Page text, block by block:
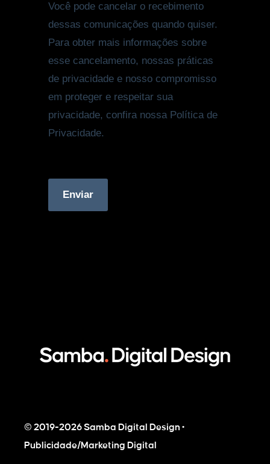
Você pode cancelar o recebimento
dessas comunicações quando quiser.
Para obter mais informações sobre
esse cancelamento, nossas práticas
de privacidade e nosso compromisso
em proteger e respeitar sua
privacidade, confira nossa Política de
Privacidade.
Enviar
© 2019-2026 Samba Digital Design •
Publicidade/Marketing Digital